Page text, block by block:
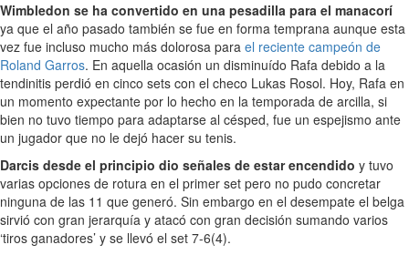
Wimbledon se ha convertido en una pesadilla para el manacorí
ya que el año pasado también se fue en forma temprana aunque esta
vez fue incluso mucho más dolorosa para el reciente campeón de
Roland Garros. En aquella ocasión un disminuído Rafa debido a la
tendinitis perdió en cinco sets con el checo Lukas Rosol. Hoy, Rafa en
un momento expectante por lo hecho en la temporada de arcilla, si
bien no tuvo tiempo para adaptarse al césped, fue un espejismo ante
un jugador que no le dejó hacer su tenis.
Darcis desde el principio dio señales de estar encendido y tuvo
varias opciones de rotura en el primer set pero no pudo concretar
ninguna de las 11 que generó. Sin embargo en el desempate el belga
sirvió con gran jerarquía y atacó con gran decisión sumando varios
‘tiros ganadores’ y se llevó el set 7-6(4).